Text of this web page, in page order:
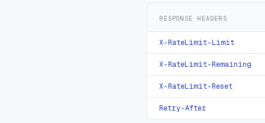
RESPONSE HEADERS
X-RateLimit-Limit
X-RateLimit-Remaining
X-RateLimit-Reset
Retry-After